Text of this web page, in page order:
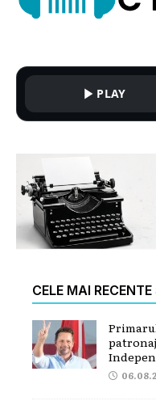
PLAY
CELE MAI RECENTE